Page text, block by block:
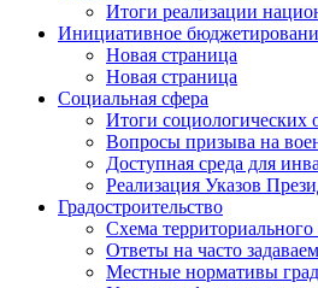
Итоги реализации
Инициативное
Новая страница
Новая страница
Социальная сфера
Итоги социологических
Вопросы призыва на
Доступная среда для
Реализация Указов
Градостроительство
Схема
Ответы на часто
Местные нормативы